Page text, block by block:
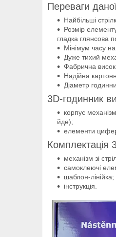
Переваги
Найбільші
Розмір
гладка глянсова
Мінімум часу
Дуже тихий
Фабрична
Надійна
Діаметр
3D-годинник
корпус
йде);
елементи
Комплектація
механізм зі
самоклеючі
шаблон-лінійка;
інструкція.